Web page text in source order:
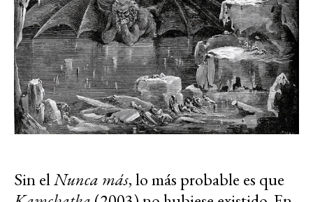
Sin elNunca más, lo más probable es que